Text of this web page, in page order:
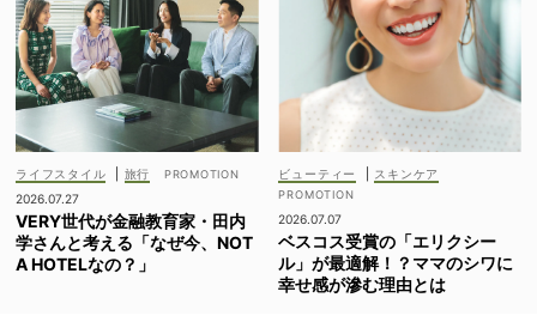
ライフスタイル
旅行
2026.07.27
VERY世代が金融教育家・田内
学さんと考える「なぜ今、NOT
A HOTELなの？」
ビューティー スキンケア
2026.07.07
ベスコス受賞の「エリクシー
ル」が最適解！？ママのシワに
幸せ感が滲む理由とは